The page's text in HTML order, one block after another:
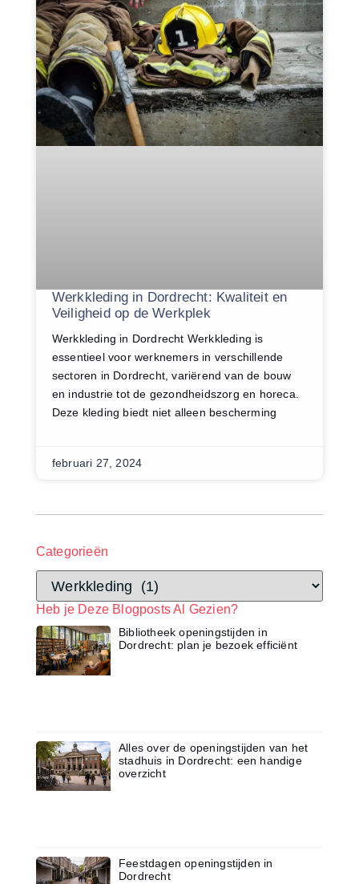
Categorieën
Heb je Deze Blogposts Al Gezien?
Bibliotheek openingstijden in
Dordrecht: plan je bezoek efficiënt
Alles over de openingstijden van het
stadhuis in Dordrecht: een handige
overzicht
Feestdagen openingstijden in
Dordrecht
Werkkleding in Dordrecht: Kwaliteit en
Veiligheid op de Werkplek
Werkkleding in Dordrecht Werkkleding is
essentieel voor werknemers in verschillende
sectoren in Dordrecht, variërend van de bouw
en industrie tot de gezondheidszorg en horeca.
Deze kleding biedt niet alleen bescherming
februari 27, 2024